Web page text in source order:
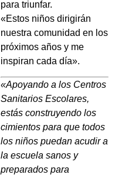
para triunfar.
«Estos niños dirigirán
nuestra comunidad en los
próximos años y me
inspiran cada día».
«Apoyando a los Centros
Sanitarios Escolares,
estás construyendo los
cimientos para que todos
los niños puedan acudir a
la escuela sanos y
preparados para